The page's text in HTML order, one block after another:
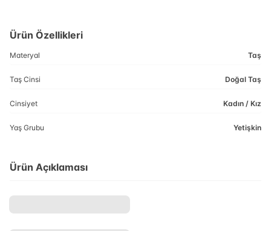
Ürün Özellikleri
Materyal Taş
Taş Cinsi Doğal Taş
Cinsiyet Kadın / Kız
Yaş Grubu Yetişkin
Ürün Açıklaması